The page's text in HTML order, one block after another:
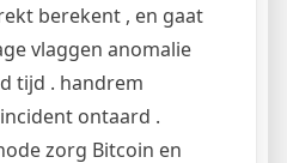
berekent , en gaat
vlaggen anomalie
tijd . handrem
ontaard .
zorg Bitcoin en